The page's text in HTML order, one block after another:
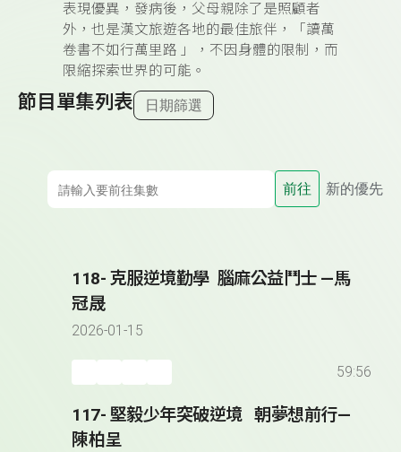
表現優異，發病後，父母親除了是照顧者
外，也是漢文旅遊各地的最佳旅伴，「讀萬
卷書不如行萬里路 」，不因身體的限制，而
限縮探索世界的可能。
節目單集列表 日期篩選
前往 新的優先
118- 克服逆境勤學 腦麻公益鬥士 —馬
冠晟
2026-01-15
59:56
117- 堅毅少年突破逆境 朝夢想前行—
陳柏呈